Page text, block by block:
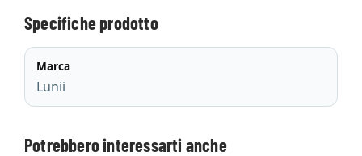
Specifiche prodotto
Marca
Lunii
Potrebbero interessarti anche